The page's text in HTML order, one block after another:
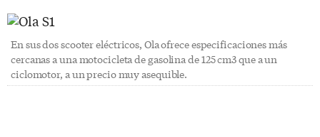
En sus dos scooter eléctricos, Ola ofrece especificaciones más
cercanas a una motocicleta de gasolina de 125 cm3 que a un
ciclomotor, a un precio muy asequible.